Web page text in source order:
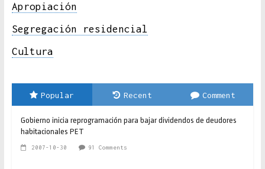
Apropiación
Segregación residencial
Cultura
Popular Recent Comment
Gobierno inicia reprogramación para bajar dividendos de deudores
habitacionales PET
2007-10-30 91 Comments